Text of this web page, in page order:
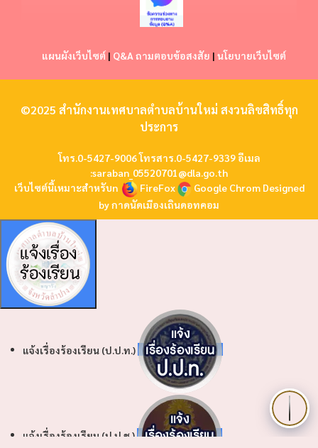
แผนผังเว็บไซต์ | Q&A ถามตอบข้อสงสัย | นโยบายเว็บไซต์
©2025 สำนักงานเทศบาลตำบลบ้านใหม่ สงวนลิขสิทธิ์ทุก
ประการ
โทร.0-5427-9006 โทรสาร.0-5427-9339 อีเมล
:saraban_05520701@dla.go.th
เว็บไซต์นี้เหมาะสำหรับn
FireFox Google Chrom Designed
byกาดนัดเมืองเถินดอทคอม
แจ้งเรื่องร้องเรียน (ป.ป.ท.)
แจ้งเรื่องร้องเรียน (ป.ป.ช.)